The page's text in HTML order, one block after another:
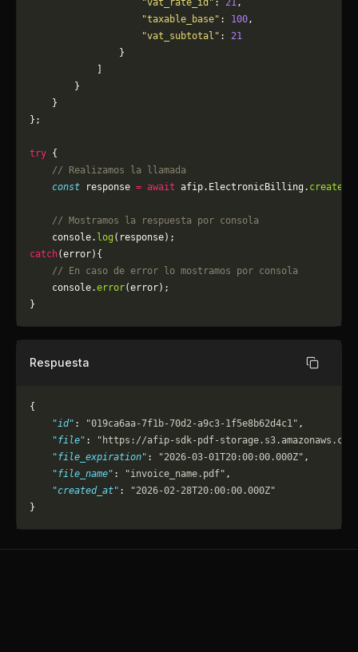
                    "vat_rate_id"
: 21,
                    "taxable_base"
: 100,
                    "vat_subtotal"
: 21
                }
        }
    }
};
try {
    // Realizamos la llamada
    const
response = await afip.ElectronicBilling.
    // Mostramos la respuesta por consola
    console.
log (response);
catch(error){
    // En caso de error lo mostramos por consola
	console.
error(error);
}
Respuesta Copiar
{
    "id"
: "019ca6aa-7f1b-70d2-a9c3-1f5e8b62d4c1" ,
    "file"
:
"https://afip-sdk-pdf-
    "file_expiration"
: "2026-03-01T20:00:00.000Z" ,
    "file_name"
: "invoice_name.pdf" ,
    "created_at"
:
"2026-02-28T20:00:00.000Z"
}